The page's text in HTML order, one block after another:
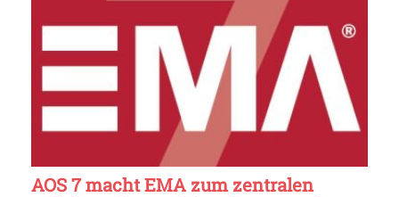
AOS 7 macht EMA zum zentralen